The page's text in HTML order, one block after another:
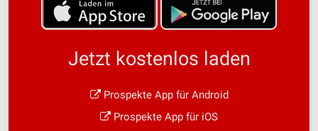
Jetzt kostenlos laden
Prospekte App für Android
Prospekte App für iOS